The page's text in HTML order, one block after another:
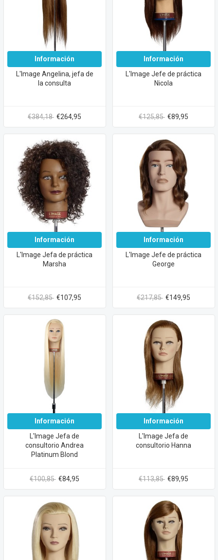
Información
L'Image Angelina, jefa de
la consulta
€384,18 €264,95
Información
L'Image Jefe de práctica
Nicola
€125,85 €89,95
Información
L'Image Jefa de práctica
Marsha
€152,85 €107,95
Información
L'Image Jefe de práctica
George
€217,85 €149,95
Información
L'Image Jefa de
consultorio Andrea
Platinum Blond
€100,85 €84,95
Información
L'Image Jefa de
consultorio Hanna
€113,85 €89,95